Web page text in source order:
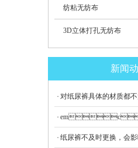
纺粘无纺布
3D立体打孔无纺布
新闻
纸尿裤不及时更换，会